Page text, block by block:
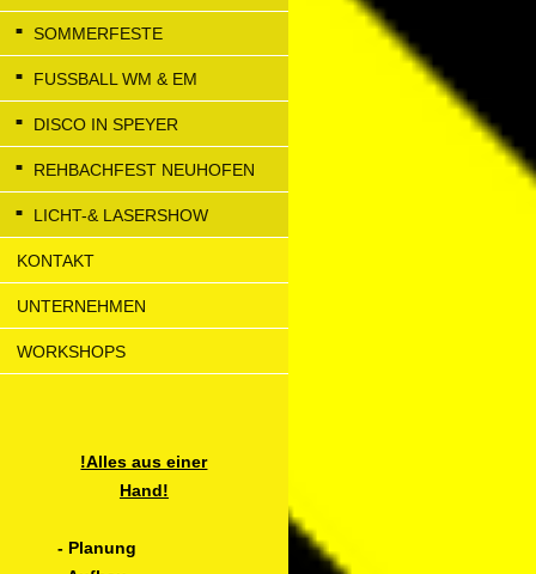
SOMMERFESTE
FUSSBALL WM & EM
DISCO IN SPEYER
REHBACHFEST NEUHOFEN
LICHT-& LASERSHOW
KONTAKT
UNTERNEHMEN
WORKSHOPS
!Alles aus einer
Hand!
- Planung